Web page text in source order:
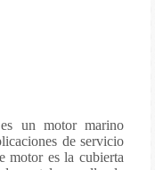
un motor marino
de servicio
motor es la cubierta